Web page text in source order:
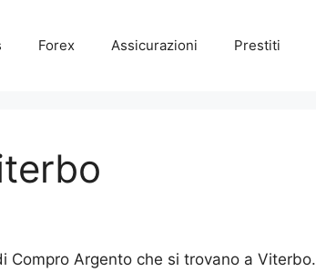
Forex Assicurazioni Prestiti
Compro Argento che si trovano a Viterbo.